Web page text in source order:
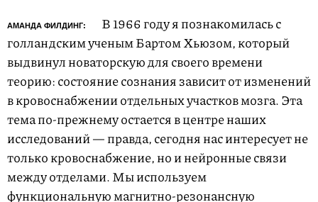
АМАНДА ФИЛДИНГ:
В 1966 году я познакомилась с
голландским ученым Бартом Хьюзом, который
выдвинул новаторскую для своего времени
теорию: состояние сознания зависит от изменений
в кровоснабжении отдельных участков мозга. Эта
тема по-прежнему остается в центре наших
исследований — правда, сегодня нас интересует не
только кровоснабжение, но и нейронные связи
между отделами. Мы используем
функциональную магнитно-резонансную